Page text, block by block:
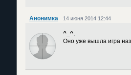
Анонимка 14 июня 2014 12:44
^_^,
Оно уже вышла игра